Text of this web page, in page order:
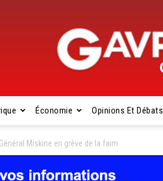
Économie Opinions Et Débats
Miskine en grève de la faim